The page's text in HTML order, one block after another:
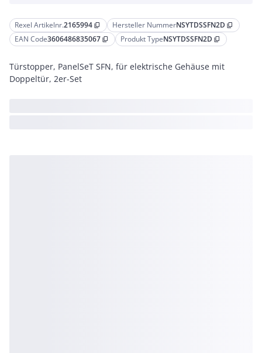
Rexel Artikelnr.2165994 content_copy Hersteller NummerNSYTDSSFN2D content_copy
EAN Code3606486835067 content_copy Produkt TypeNSYTDSSFN2D content_copy
Türstopper, PanelSeT SFN, für elektrische Gehäuse mit
Doppeltür, 2er-Set